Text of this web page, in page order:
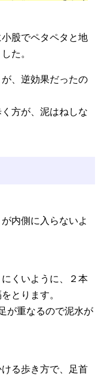
股でペタペタと地
た。
、逆効果だったの
方が、泥はねしな
内側に入らないよ
くいように、２本
とります。
が重なるので泥水が
る歩き方で、足首